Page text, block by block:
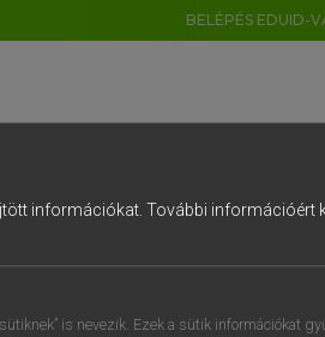
BELÉPÉS EDUID-
információkat. További információért
is nevezik. Ezek a sütik információkat
5 6 7 8 9
r t z u i